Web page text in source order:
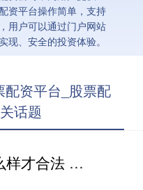
资平台操作简单，支持
用户可以通过门户网站
现、安全的投资体验。
资平台_股票配
话题
配资怎么样才合法 一季报点评：华宝中证金融科技主题ETF基金季度涨幅1.07%